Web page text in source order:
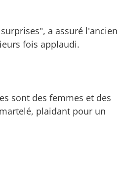
a assuré l'ancien
fois applaudi.
sont des femmes et des
plaidant pour un